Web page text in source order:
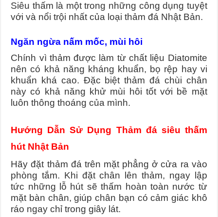
Siêu thấm là một trong những công dụng tuyệt
với và nổi trội nhất của loại thảm đá Nhật Bản.
Ngăn ngừa nấm mốc, mùi hôi
Chính vì thảm được làm từ chất liệu Diatomite
nên có khả năng kháng khuẩn, bọ rệp hay vi
khuẩn khá cao. Đặc biệt thảm đá chùi chân
này có khả năng khử mùi hôi tốt với bề mặt
luôn thông thoáng của mình.
Hướng Dẫn Sử Dụng Thảm đá siêu thấm
hút Nhật Bản
Hãy đặt thảm đá trên mặt phẳng ở cửa ra vào
phòng tắm. Khi đặt chân lên thảm, ngay lập
tức những lỗ hút sẽ thấm hoàn toàn nước từ
mặt bàn chân, giúp chân bạn có cảm giác khô
ráo ngay chỉ trong giây lát.